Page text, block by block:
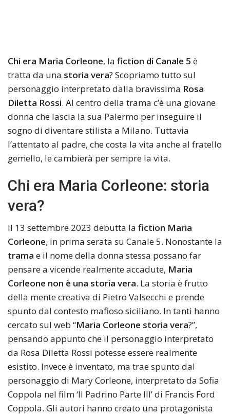
Chi era Maria Corleone, la fiction di Canale 5 è
tratta da una storia vera? Scopriamo tutto sul
personaggio interpretato dalla bravissima Rosa
Diletta Rossi. Al centro della trama c’è una giovane
donna che lascia la sua Palermo per inseguire il
sogno di diventare stilista a Milano. Tuttavia
l’attentato al padre, che costa la vita anche al fratello
gemello, le cambierà per sempre la vita.
Chi era Maria Corleone: storia
vera?
Il 13 settembre 2023 debutta la fiction Maria
Corleone, in prima serata su Canale 5. Nonostante la
trama e il nome della donna stessa possano far
pensare a vicende realmente accadute, Maria
Corleone non è una storia vera. La storia è frutto
della mente creativa di Pietro Valsecchi e prende
spunto dal contesto mafioso siciliano. In tanti hanno
cercato sul web “Maria Corleone storia vera?”,
pensando appunto che il personaggio interpretato
da Rosa Diletta Rossi potesse essere realmente
esistito. Invece è inventato, ma trae spunto dal
personaggio di Mary Corleone, interpretato da Sofia
Coppola nel film ‘Il Padrino Parte III’ di Francis Ford
Coppola. Gli autori hanno creato una protagonista